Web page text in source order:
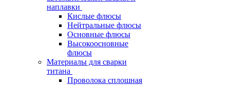
наплавки
Кислые флюсы
Нейтральные флюсы
Основные флюсы
Высокоосновные
флюсы
Материалы для сварки
титана
Проволока сплошная